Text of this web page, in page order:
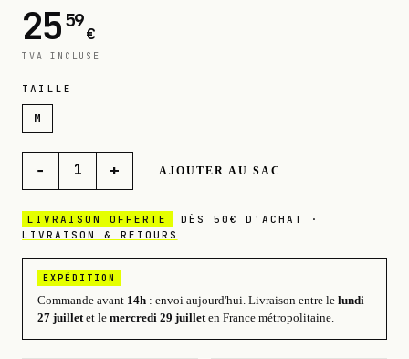
2559
€
TVA INCLUSE
TAILLE
M
− 1 + AJOUTER AU SAC
LIVRAISON OFFERTE
DÈS 50€ D'ACHAT ·
LIVRAISON & RETOURS
EXPÉDITION
Commande avant 14h : envoi aujourd'hui. Livraison entre le lundi
27 juillet et le mercredi 29 juillet en France métropolitaine.